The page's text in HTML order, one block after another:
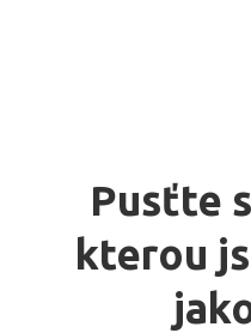
Pusťte
kterou